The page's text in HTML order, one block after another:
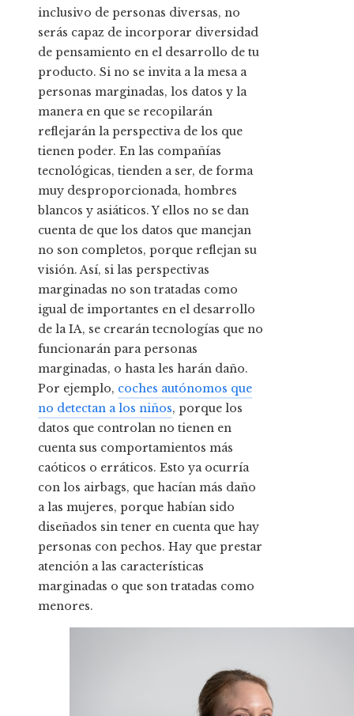
inclusivo de personas diversas, no
serás capaz de incorporar diversidad
de pensamiento en el desarrollo de tu
producto. Si no se invita a la mesa a
personas marginadas, los datos y la
manera en que se recopilarán
reflejarán la perspectiva de los que
tienen poder. En las compañías
tecnológicas, tienden a ser, de forma
muy desproporcionada, hombres
blancos y asiáticos. Y ellos no se dan
cuenta de que los datos que manejan
no son completos, porque reflejan su
visión. Así, si las perspectivas
marginadas no son tratadas como
igual de importantes en el desarrollo
de la IA, se crearán tecnologías que no
funcionarán para personas
marginadas, o hasta les harán daño.
Por ejemplo, coches autónomos que
no detectan a los niños, porque los
datos que controlan no tienen en
cuenta sus comportamientos más
caóticos o erráticos. Esto ya ocurría
con los airbags, que hacían más daño
a las mujeres, porque habían sido
diseñados sin tener en cuenta que hay
personas con pechos. Hay que prestar
atención a las características
marginadas o que son tratadas como
menores.